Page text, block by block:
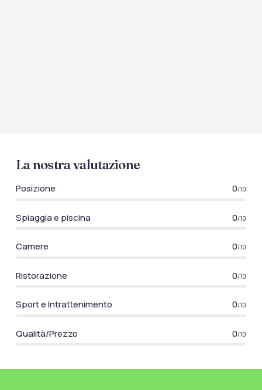
La nostra valutazione
Posizione 0/10
Spiaggia e piscina 0/10
Camere 0/10
Ristorazione 0/10
Sport e Intrattenimento 0/10
Qualità/Prezzo 0/10